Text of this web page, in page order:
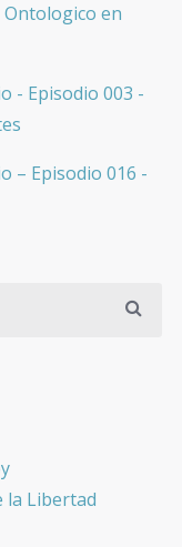
en
- Episodio 003 -
– Episodio 016 -
la Libertad